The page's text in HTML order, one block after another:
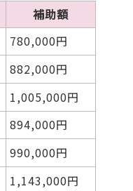
補助額
780,000円
882,000円
1,005,000円
894,000円
990,000円
1,143,000円